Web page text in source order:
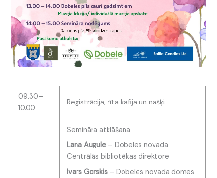
09.30–
10.00
Reģistrācija, rīta kafija un našķi
Semināra atklāšana
Lana Augule – Dobeles novada
Centrālās bibliotēkas direktore
Ivars Gorskis – Dobeles novada domes